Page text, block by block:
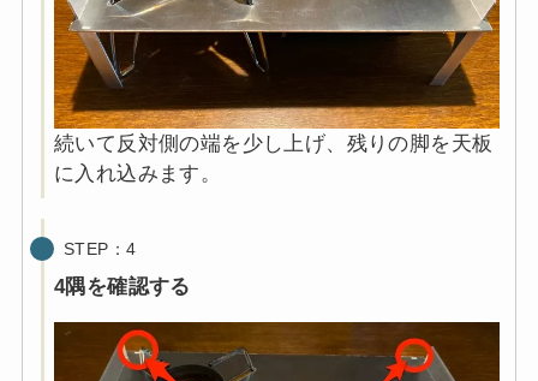
続いて反対側の端を少し上げ、残りの脚を天板
に入れ込みます。
STEP：4
4隅を確認する